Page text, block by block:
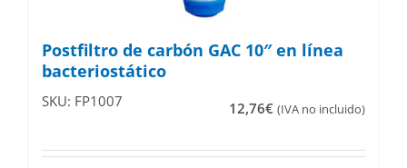
Postfiltro de carbón GAC 10″ en línea
bacteriostático
SKU: FP1007 12,76€ (IVA no incluido)